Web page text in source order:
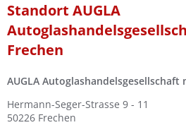
Ratgeber
Lexikon
Standort AUGLA
Frechen
AUGLA Autoglashandelsgesellschaft
Hermann-Seger-Strasse 9 - 11
50226 Frechen